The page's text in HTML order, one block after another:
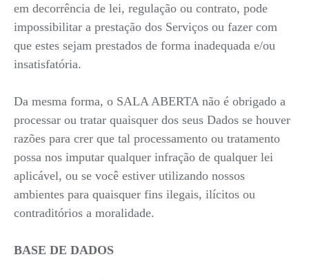
em decorrência de lei, regulação ou contrato, pode
impossibilitar a prestação dos Serviços ou fazer com
que estes sejam prestados de forma inadequada e/ou
insatisfatória.
Da mesma forma, o SALA ABERTA não é obrigado a
processar ou tratar quaisquer dos seus Dados se houver
razões para crer que tal processamento ou tratamento
possa nos imputar qualquer infração de qualquer lei
aplicável, ou se você estiver utilizando nossos
ambientes para quaisquer fins ilegais, ilícitos ou
contraditórios a moralidade.
BASE DE DADOS